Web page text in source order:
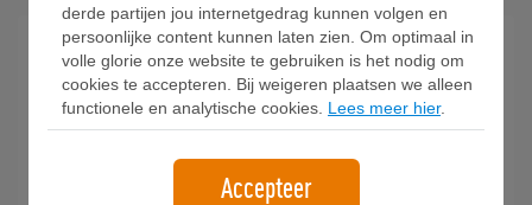
derde partijen jou internetgedrag kunnen volgen en
persoonlijke content kunnen laten zien. Om optimaal in
volle glorie onze website te gebruiken is het nodig om
cookies te accepteren. Bij weigeren plaatsen we alleen
functionele en analytische cookies. Lees meer hier.
Accepteer